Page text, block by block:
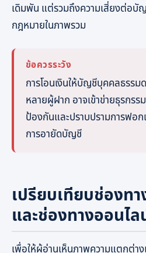
เดิมพัน แต่รวมถึงความเสี่ยงต่อบั
กฎหมายในภาพรวม
ข้อควรระวัง
การโอนเงินให้บัญชีบุคคลธรรม
หลายผู้ฝาก อาจเข้าข่ายธุรกร
ป้องกันและปราบปรามการฟอก
การอายัดบัญชี
เปรียบเทียบช่องท
และช่องทางออนไ
เพื่อให้ผู้อ่านเห็นภาพความแตกต่าง